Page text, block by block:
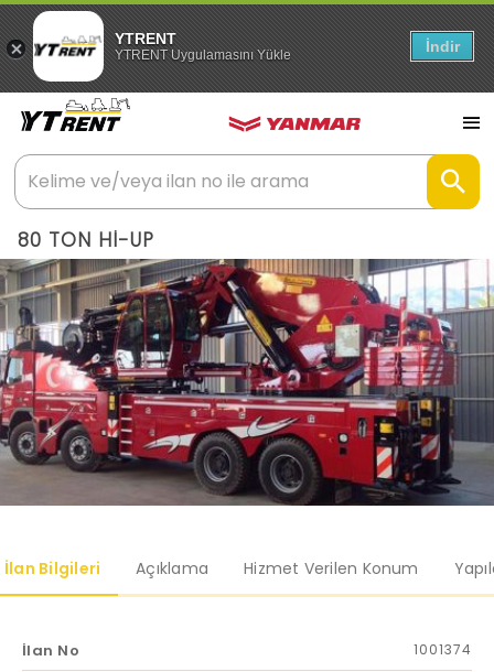
YTRENT
YTRENT Uygulamasını Yükle İndir
80 TON Hİ-UP
İlan Bilgileri Açıklama Hizmet Verilen Konum
İlan No 1001374